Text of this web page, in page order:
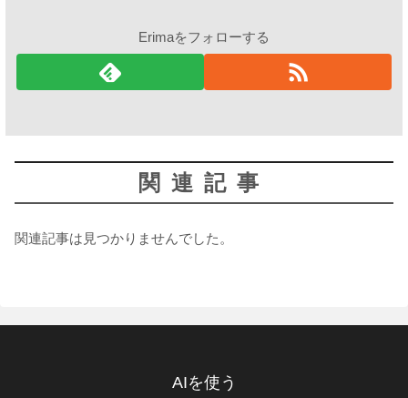
Erimaをフォローする
関連記事
関連記事は見つかりませんでした。
AIを使う